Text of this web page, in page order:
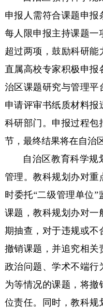
申报 人需符合课题申报
每人限申报主持课题一
超过两项，鼓励科研能
直属高校专家积极申报
治区课题研究与管理平
申请评审书纸质材料报
科研部门。申报过程包
节， 最终结果将在自治
自治区教育科学规
管理。教科规划办对重
时委托“二级管理单位”
课题，教科规划办对一
期抽查 ， 对于违规或不
撤销课题，并追究相关
政治问题、学术不端行
为等情况的课题，将
位责任。
同时，教科规